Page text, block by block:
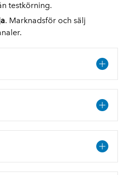
testkörning.
. Marknadsför och sälj